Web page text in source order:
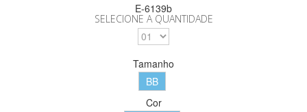
E-6139b
SELECIONE A QUANTIDADE
Tamanho
BB
Cor